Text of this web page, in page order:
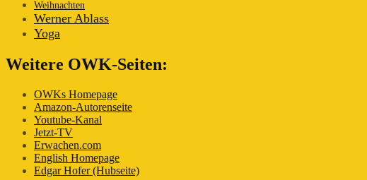
Weihnachten
Werner Ablass
Yoga
Weitere OWK-Seiten:
OWKs Homepage
Amazon-Autorenseite
Youtube-Kanal
Jetzt-TV
Erwachen.com
English Homepage
Edgar Hofer (Hubseite)